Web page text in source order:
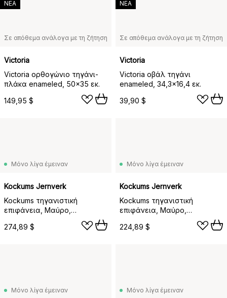
Σε απόθεμα ανάλογα με τη ζήτηση
Victoria
Victoria ορθογώνιο τηγάνι-
πλάκα enameled, 50x35 εκ.
149,95 $
ΝΕΑ
Σε απόθεμα ανάλογα με τη ζήτηση
Victoria
Victoria οβάλ τηγάνι
enameled, 34,3x16,4 εκ.
39,90 $
ΝΕΑ
Μόνο λίγα έμειναν
Kockums Jernverk
Kockums τηγανιστική
επιφάνεια, Μαύρο,
274,89 $
Μόνο λίγα έμειναν
Kockums Jernverk
Kockums τηγανιστική
επιφάνεια, Μαύρο,
224,89 $
Μόνο λίγα έμειναν Μόνο λίγα έμειναν